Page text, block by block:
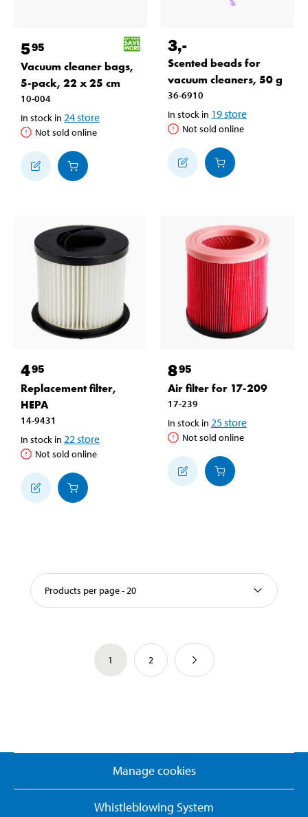
595
Vacuum cleaner bags,
5-pack, 22 x 25 cm
10-004
In stock in 24store
Not sold online
3,-
Scented beads for
vacuum cleaners, 50 g
36-6910
In stock in 19store
Not sold online
495
Replacement filter,
HEPA
14-9431
In stock in 22 store
Not sold online
895
Air filter for 17-209
17-239
In stock in 25store
Not sold online
Products per page - 20
1 2
Manage cookies
Whistleblowing System